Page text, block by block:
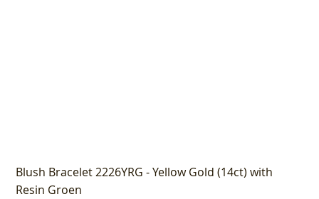
Blush Bracelet 2226YRG - Yellow Gold (14ct) with
Resin Groen